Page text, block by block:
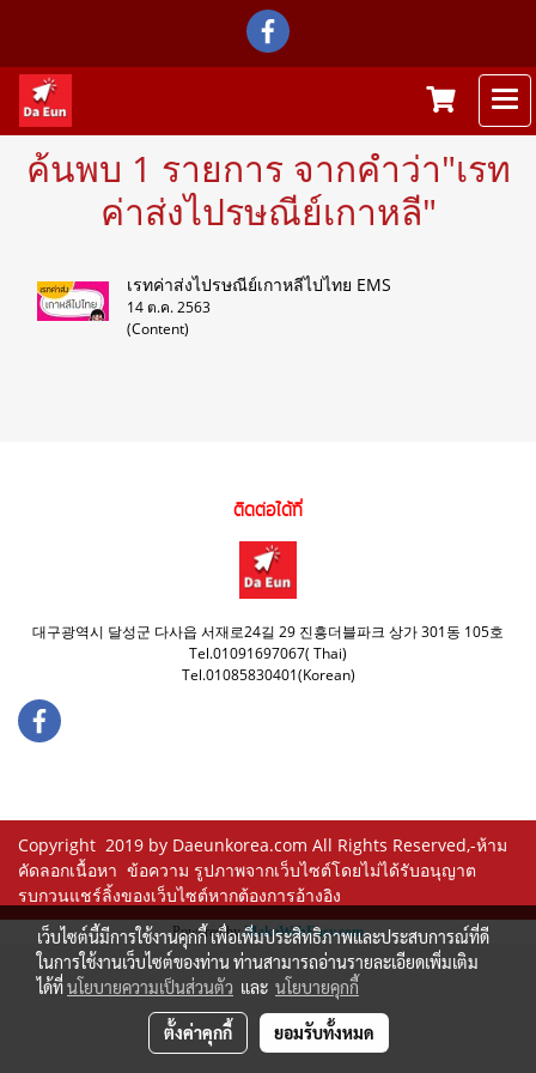
ค้นพบ 1 รายการ จากคำว่า"เรท
ค่าส่งไปรษณีย์เกาหลี"
เรทค่าส่งไปรษณีย์เกาหลีไปไทย EMS
14 ต.ค. 2563
(Content)
ติดต่อได้ที่
대구광역시 달성군 다사읍 서재로24길 29 진흥더블파크 상가 301동 105호
Tel.01091697067( Thai)
Tel.01085830401(Korean)
Copyright 2019 by Daeunkorea.com All Rights Reserved,-ห้าม
คัดลอกเนื้อหา ข้อความ รูปภาพจากเว็บไซต์โดยไม่ได้รับอนุญาต
รบกวนแชร์ลิ้งของเว็บไซต์หากต้องการอ้างอิง
Powered byMakeWebEasy.com
เว็บไซต์นี้มีการใช้งานคุกกี้ เพื่อเพิ่มประสิทธิภาพและประสบการณ์ที่ดี
ในการใช้งานเว็บไซต์ของท่าน ท่านสามารถอ่านรายละเอียดเพิ่มเติม
ได้ที่นโยบายความเป็นส่วนตัว และ นโยบายคุกกี้
ตั้งค่าคุกกี้ ยอมรับทั้งหมด